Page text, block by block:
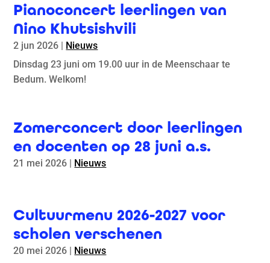
Pianoconcert leerlingen van
Nino Khutsishvili
2 jun 2026 | Nieuws
Dinsdag 23 juni om 19.00 uur in de Meenschaar te
Bedum. Welkom!
Zomerconcert door leerlingen
en docenten op 28 juni a.s.
21 mei 2026 | Nieuws
Cultuurmenu 2026-2027 voor
scholen verschenen
20 mei 2026 | Nieuws